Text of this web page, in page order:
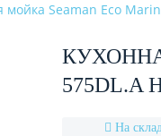
мойка Seaman Eco
На